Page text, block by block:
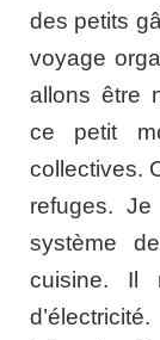
des petits
voyage
allons être
ce petit
collectives.
refuges.
système
cuisine. Il